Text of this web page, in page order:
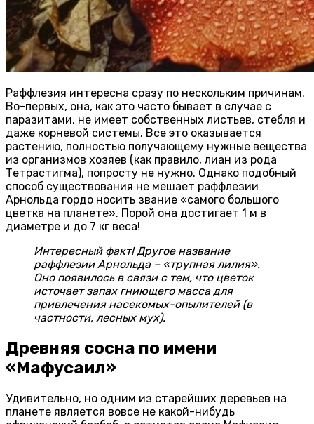
Раффлезия интересна сразу по нескольким причинам.
Во-первых, она, как это часто бывает в случае с
паразитами, не имеет собственных листьев, стебля и
даже корневой системы. Все это оказывается
растению, полностью получающему нужные вещества
из организмов хозяев (как правило, лиан из рода
Тетрастигма), попросту не нужно. Однако подобный
способ существования не мешает раффлезии
Арнольда гордо носить звание «самого большого
цветка на планете». Порой она достигает 1 м в
диаметре и до 7 кг веса!
Интересный факт! Другое название
раффлезии Арнольда – «трупная лилия».
Оно появилось в связи с тем, что цветок
источает запах гниющего масса для
привлечения насекомых-опылителей (в
частности, лесных мух).
Древняя сосна по имени
«Мафусаил»
Удивительно, но одним из старейших деревьев на
планете является вовсе не какой-нибудь